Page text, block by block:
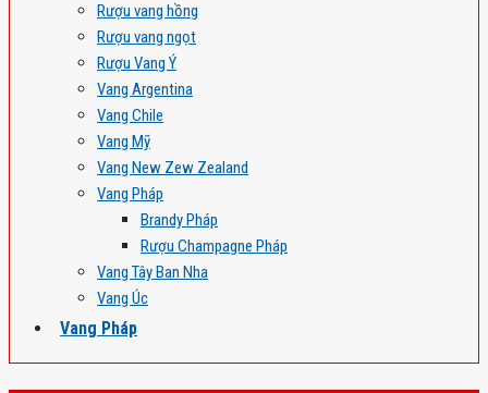
Rượu vang hồng
Rượu vang ngọt
Rượu Vang Ý
Vang Argentina
Vang Chile
Vang Mỹ
Vang New Zew Zealand
Vang Pháp
Brandy Pháp
Rượu Champagne Pháp
Vang Tây Ban Nha
Vang Úc
Vang Pháp